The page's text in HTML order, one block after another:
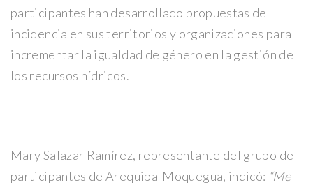
participantes han desarrollado propuestas de
incidencia en sus territorios y organizaciones para
incrementar la igualdad de género en la gestión de
los recursos hídricos.
Mary Salazar Ramírez, representante del grupo de
participantes de Arequipa-Moquegua, indicó: “Me